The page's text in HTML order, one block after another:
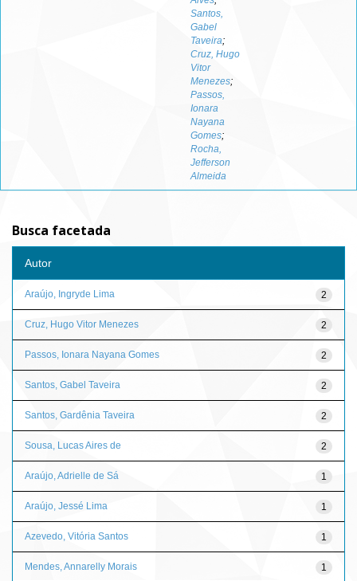
Santos,
Gabel
Taveira;
Cruz, Hugo
Vitor
Menezes;
Passos,
Ionara
Nayana
Gomes;
Rocha,
Jefferson
Almeida
Busca facetada
Autor
2
Araújo, Ingryde Lima
2
Cruz, Hugo Vitor Menezes
2
Passos, Ionara Nayana Gomes
2
Santos, Gabel Taveira
2
Santos, Gardênia Taveira
2
Sousa, Lucas Aires de
1
Araújo, Adrielle de Sá
1
Araújo, Jessé Lima
1
Azevedo, Vitória Santos
1
Mendes, Annarelly Morais